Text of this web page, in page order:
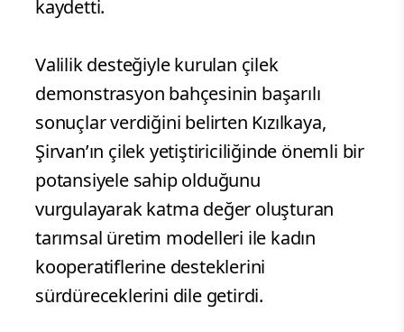
kaydetti.
Valilik desteğiyle kurulan çilek
demonstrasyon bahçesinin başarılı
sonuçlar verdiğini belirten Kızılkaya,
Şirvan’ın çilek yetiştiriciliğinde önemli bir
potansiyele sahip olduğunu
vurgulayarak katma değer oluşturan
tarımsal üretim modelleri ile kadın
kooperatiflerine desteklerini
sürdüreceklerini dile getirdi.